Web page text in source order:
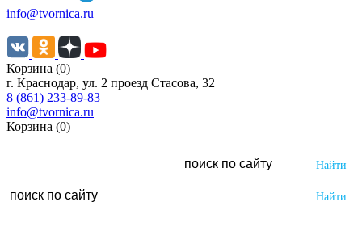
info@tvornica.ru
Корзина (0)
г. Краснодар, ул. 2 проезд Стасова, 32
8 (861) 233-89-83
info@tvornica.ru
Корзина (0)